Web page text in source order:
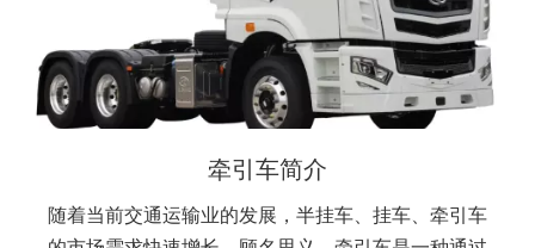
牵引车简介
随着当前交通运输业的发展，半挂车、挂车、牵引车